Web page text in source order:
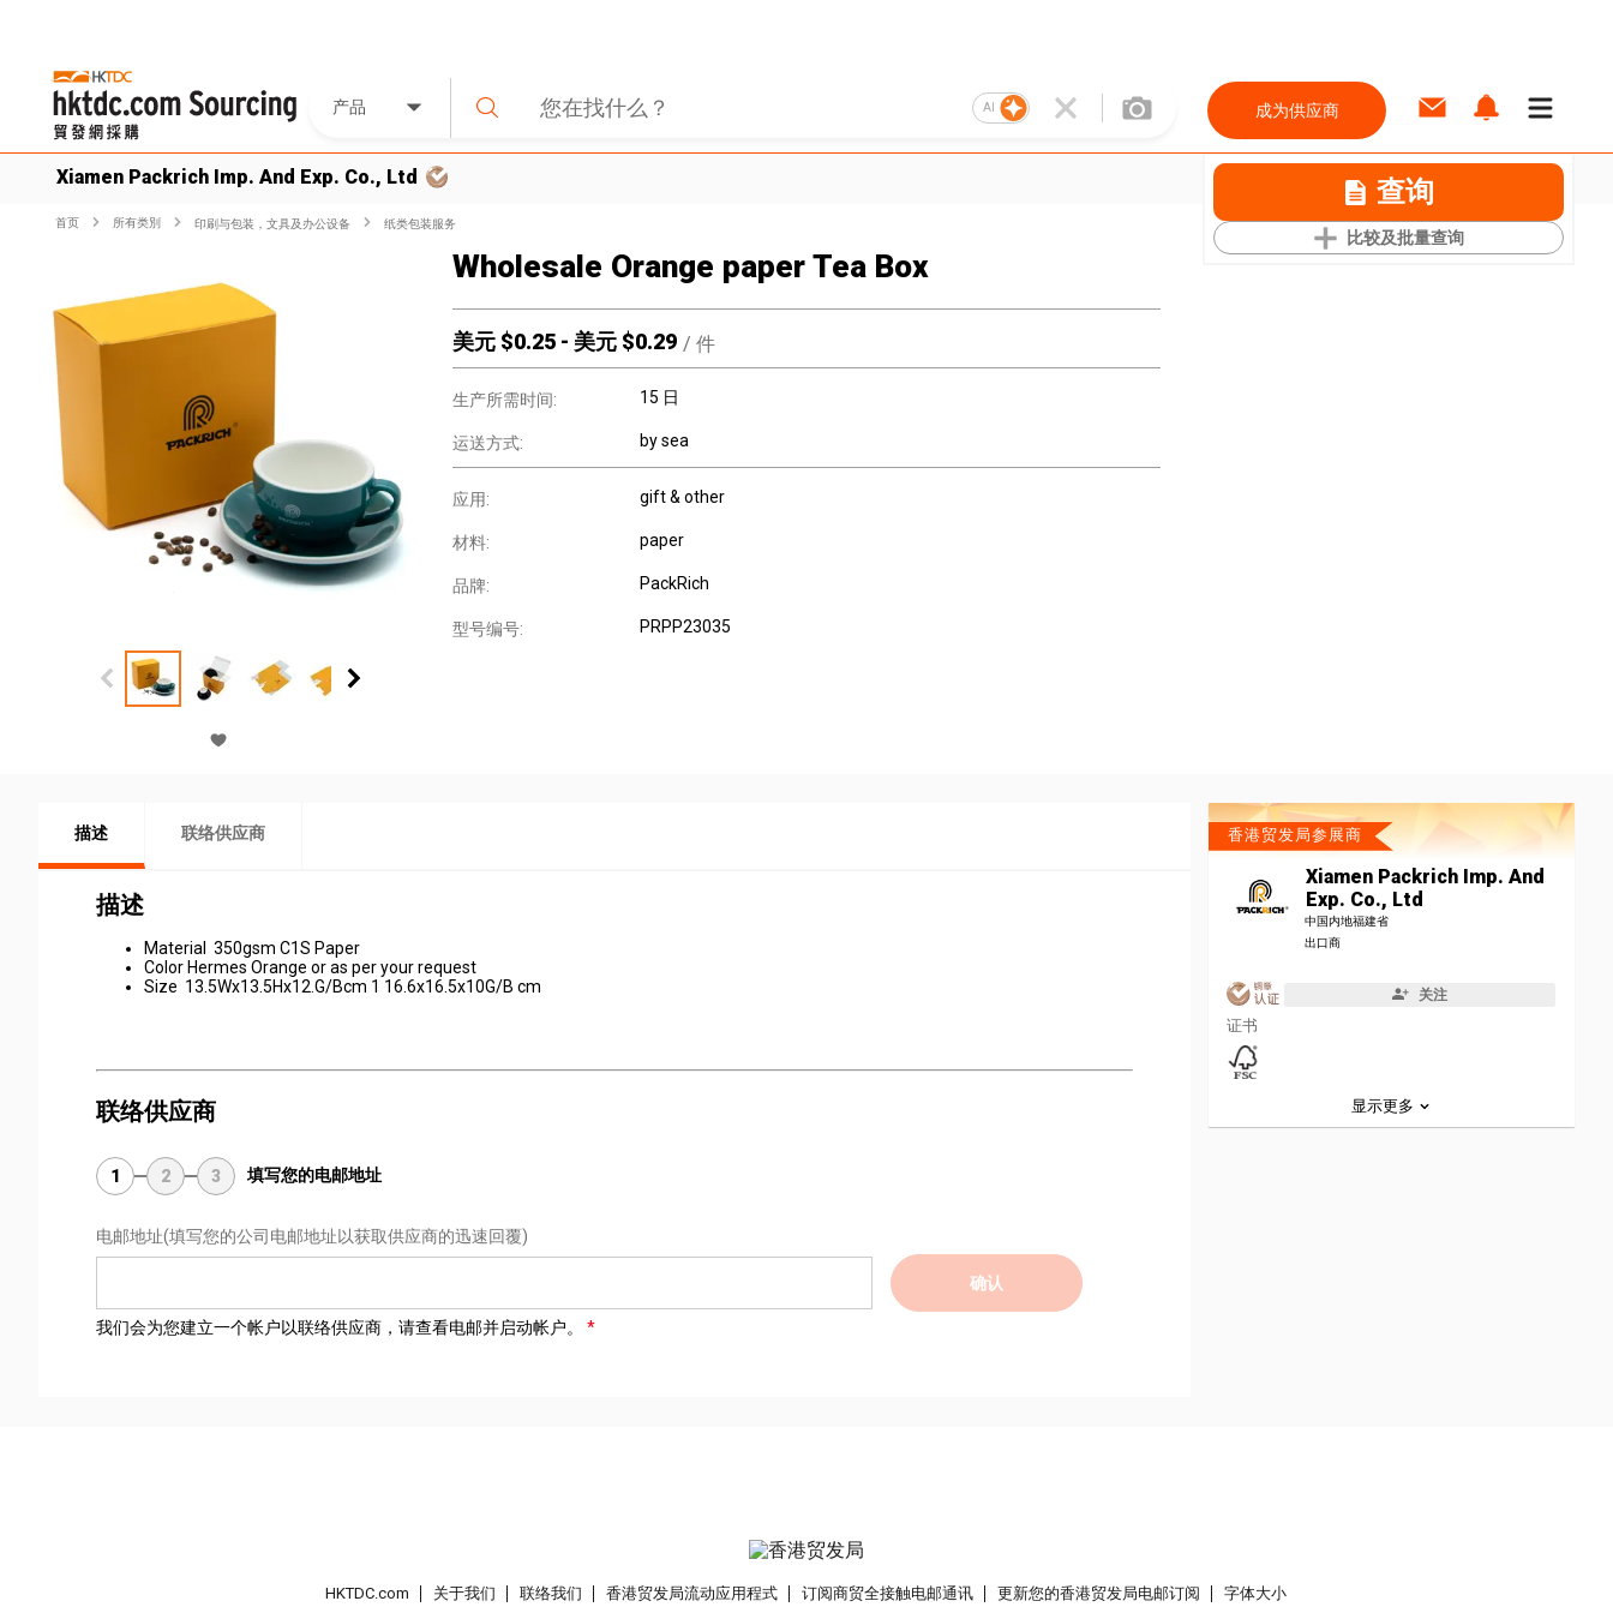
产品 AI 成为供应商
Xiamen Packrich Imp. And Exp. Co., Ltd 查询
比较及批量查询
首页 所有类別 印刷与包装，文具及办公设备 纸类包装服务
Wholesale Orange paper Tea Box
美元 $0.25 - 美元 $0.29 / 件
生产所需时间: 15 日
运送方式: by sea
应用: gift & other
材料: paper
品牌: PackRich
型号编号: PRPP23035
描述 联络供应商
描述
Material 350gsm C1S Paper
Color Hermes Orange or as per your request
Size 13.5Wx13.5Hx12.G/Bcm 1 16.6x16.5x10G/B cm
联络供应商
1 2 3 填写您的电邮地址
电邮地址(填写您的公司电邮地址以获取供应商的迅速回覆)
确认
我们会为您建立一个帐户以联络供应商，请查看电邮并启动帐户。
香港贸发局参展商
Xiamen Packrich Imp. And
Exp. Co., Ltd
中国内地福建省
出口商
关注
证书
显示更多
HKTDC.com 关于我们 联络我们 香港贸发局流动应用程式 订阅商贸全接触电邮通讯 更新您的香港贸发局电邮订阅 字体大小